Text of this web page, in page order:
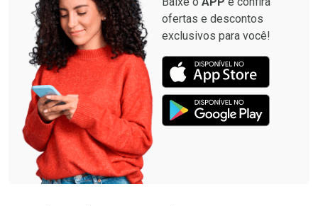
ofertas e descontos
exclusivos para você!